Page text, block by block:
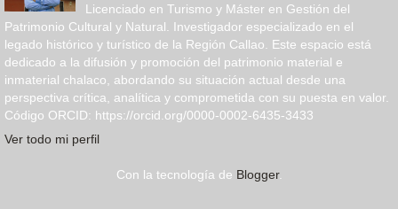
Licenciado en Turismo y Máster en Gestión del
Patrimonio Cultural y Natural. Investigador especializado en el
legado histórico y turístico de la Región Callao. Este espacio está
dedicado a la difusión y promoción del patrimonio material e
inmaterial chalaco, abordando su situación actual desde una
perspectiva crítica, analítica y comprometida con su puesta en valor.
Código ORCID: https://orcid.org/0000-0002-6435-3433
Ver todo mi perfil
Con la tecnología de Blogger.